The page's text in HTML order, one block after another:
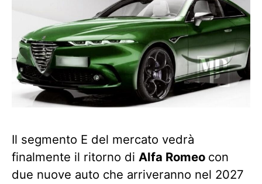
Il segmento E del mercato vedrà
finalmente il ritorno di Alfa Romeo con
due nuove auto che arriveranno nel 2027